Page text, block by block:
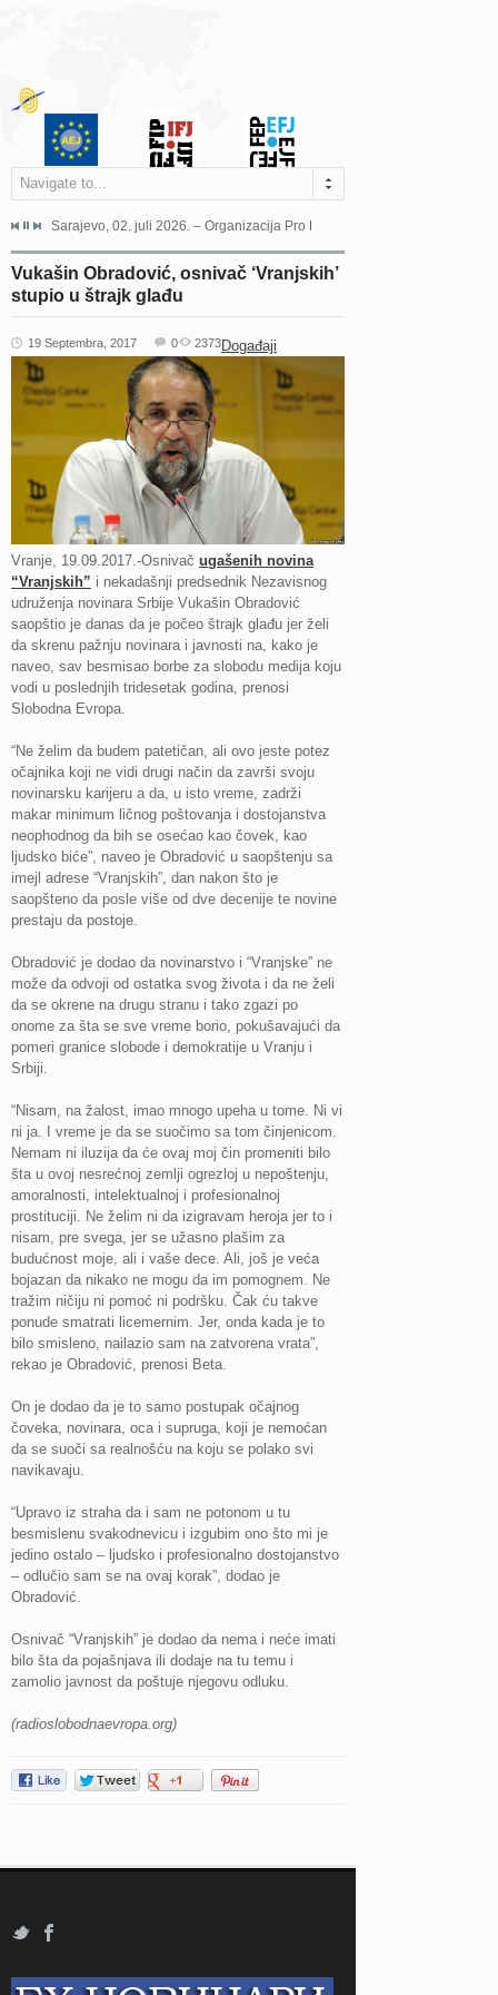
Navigate to...
Grada Sarajeva povodom Dana Sarajeva dugogodišnjoj...
Sarajevo, 02. juli 2026. – Organizacija Pro Educa juče je uspješno
Vukašin Obradović, osnivač ‘Vranjskih’
stupio u štrajk glađu
19 Septembra, 2017 Događaji
0 2373
Vranje, 19.09.2017.-Osnivač ugašenih novina
“Vranjskih” i nekadašnji predsednik Nezavisnog
udruženja novinara Srbije Vukašin Obradović
saopštio je danas da je počeo štrajk glađu jer želi
da skrenu pažnju novinara i javnosti na, kako je
naveo, sav besmisao borbe za slobodu medija koju
vodi u poslednjih tridesetak godina, prenosi
Slobodna Evropa.
“Ne želim da budem patetičan, ali ovo jeste potez
očajnika koji ne vidi drugi način da završi svoju
novinarsku karijeru a da, u isto vreme, zadrži
makar minimum ličnog poštovanja i dostojanstva
neophodnog da bih se osećao kao čovek, kao
ljudsko biće”, naveo je Obradović u saopštenju sa
imejl adrese “Vranjskih”, dan nakon što je
saopšteno da posle više od dve decenije te novine
prestaju da postoje.
Obradović je dodao da novinarstvo i “Vranjske” ne
može da odvoji od ostatka svog života i da ne želi
da se okrene na drugu stranu i tako zgazi po
onome za šta se sve vreme borio, pokušavajući da
pomeri granice slobode i demokratije u Vranju i
Srbiji.
“Nisam, na žalost, imao mnogo upeha u tome. Ni vi
ni ja. I vreme je da se suočimo sa tom činjenicom.
Nemam ni iluzija da će ovaj moj čin promeniti bilo
šta u ovoj nesrećnoj zemlji ogrezloj u nepoštenju,
amoralnosti, intelektualnoj i profesionalnoj
prostituciji. Ne želim ni da izigravam heroja jer to i
nisam, pre svega, jer se užasno plašim za
budućnost moje, ali i vaše dece. Ali, još je veća
bojazan da nikako ne mogu da im pomognem. Ne
tražim ničiju ni pomoć ni podršku. Čak ću takve
ponude smatrati licemernim. Jer, onda kada je to
bilo smisleno, nailazio sam na zatvorena vrata”,
rekao je Obradović, prenosi Beta.
On je dodao da je to samo postupak očajnog
čoveka, novinara, oca i supruga, koji je nemoćan
da se suoči sa realnošću na koju se polako svi
navikavaju.
“Upravo iz straha da i sam ne potonom u tu
besmislenu svakodnevicu i izgubim ono što mi je
jedino ostalo – ljudsko i profesionalno dostojanstvo
– odlučio sam se na ovaj korak”, dodao je
Obradović.
Osnivač “Vranjskih” je dodao da nema i neće imati
bilo šta da pojašnjava ili dodaje na tu temu i
zamolio javnost da poštuje njegovu odluku.
(radioslobodnaevropa.org)